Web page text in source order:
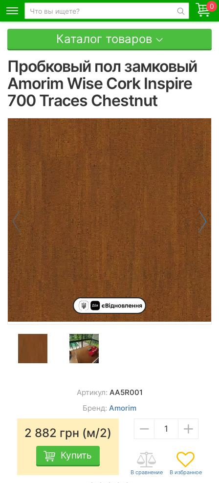
0
Каталог товаров
Пробковый пол замковый
Amorim Wise Cork Inspire
700 Traces Chestnut
Артикул: AA5R001
Бренд: Amorim
2 882 грн (м/2)
Купить
− +